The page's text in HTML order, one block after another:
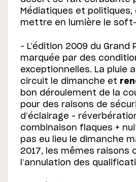
Médiatiques et politiques,
mettre en lumière le
– L’édition 2009 du Grand
marquée par des
exceptionnelles. La pluie
circuit le dimanche et
bon déroulement de la
pour des raisons de
d’éclairage –
combinaison flaques +
pas eu lieu le dimanche
2017, les mêmes raisons
l’annulation des